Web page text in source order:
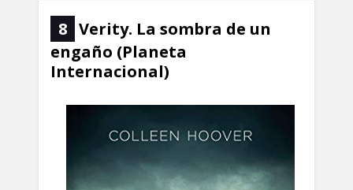
8 Verity. La sombra de un
engaño (Planeta
Internacional)